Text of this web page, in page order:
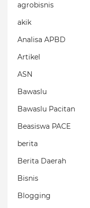
agrobisnis
akik
Analisa APBD
Artikel
ASN
Bawaslu
Bawaslu Pacitan
Beasiswa PACE
berita
Berita Daerah
Bisnis
Blogging